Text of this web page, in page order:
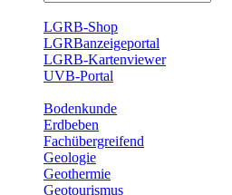
LGRB-Shop
LGRBanzeigeportal
LGRB-Kartenviewer
UVB-Portal
Bodenkunde
Erdbeben
Fachübergreifend
Geologie
Geothermie
Geotourismus